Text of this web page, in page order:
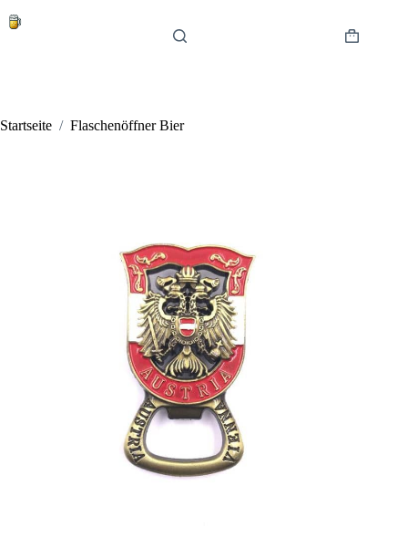
Inhalt
Warenkorb
Startseite / Flaschenöffner Bier